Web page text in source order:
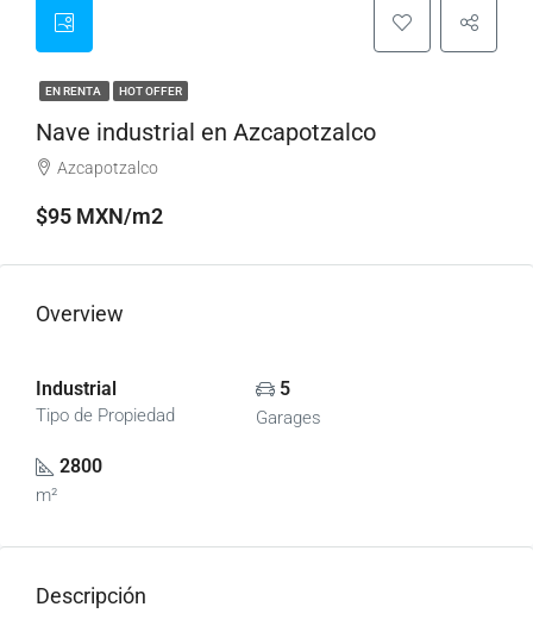
EN RENTA HOT OFFER
Nave industrial en Azcapotzalco
Azcapotzalco
$95 MXN/m2
Overview
Industrial
Tipo de Propiedad
5
Garages
2800
m²
Descripción